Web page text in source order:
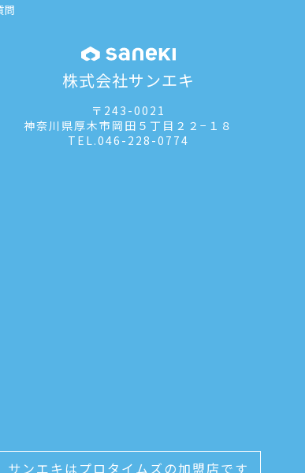
問
株式会社サンエキ
〒243-0021
神奈川県厚木市岡田５丁目２２−１８
TEL.046-228-0774
サンエキはプロタイムズの加盟店です